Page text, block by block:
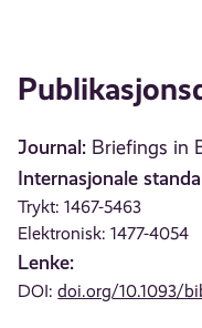
Journal: Briefings in
Internasjonale
Trykt: 1467-5463
Elektronisk: 1477-4054
Lenke:
DOI:doi.org/10.1093/